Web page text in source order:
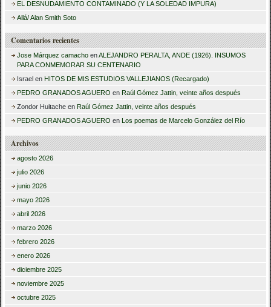
EL DESNUDAMIENTO CONTAMINADO (Y LA SOLEDAD IMPURA)
Allá/ Alan Smith Soto
Comentarios recientes
Jose Márquez camacho enALEJANDRO PERALTA, ANDE (1926). INSUMOS
PARA CONMEMORAR SU CENTENARIO
Israel en HITOS DE MIS ESTUDIOS VALLEJIANOS (Recargado)
PEDRO GRANADOS AGUERO en Raúl Gómez Jattin, veinte años después
Zondor Huitache en Raúl Gómez Jattin, veinte años después
PEDRO GRANADOS AGUERO en Los poemas de Marcelo González del Río
Archivos
agosto 2026
julio 2026
junio 2026
mayo 2026
abril 2026
marzo 2026
febrero 2026
enero 2026
diciembre 2025
noviembre 2025
octubre 2025